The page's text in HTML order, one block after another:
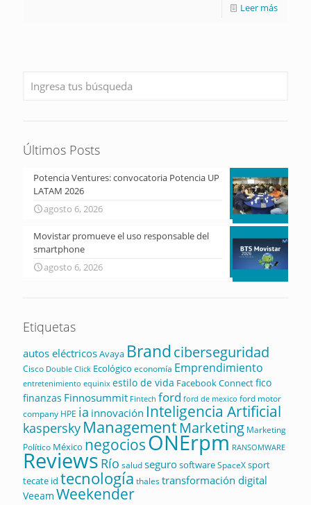
Leer más
Últimos Posts
Potencia Ventures: convocatoria Potencia UP
LATAM 2026
agosto 6, 2026
Movistar promueve el uso responsable del
smartphone
agosto 6, 2026
Etiquetas
autos eléctricosAvaya Brandciberseguridad
Cisco Double Click Ecológico economía Emprendimiento
entretenimiento equinix estilo de vida Facebook Connectfico
finanzas Finnosummit Fintech ford ford de mexico ford motor
company HPE ia innovación Inteligencia Artificial
kaspersky ManagementMarketing Marketing
Político México negociosONErpm RANSOMWARE
Reviews Río saludsegurosoftwareSpaceXsport
tecate id tecnología thalestransformación digital
Veeam Weekender